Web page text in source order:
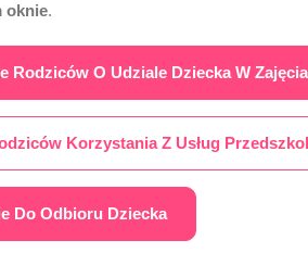
oknie.
Rodziców O Udziale Dziecka W
Korzystania Z Usług
Do Odbioru Dziecka